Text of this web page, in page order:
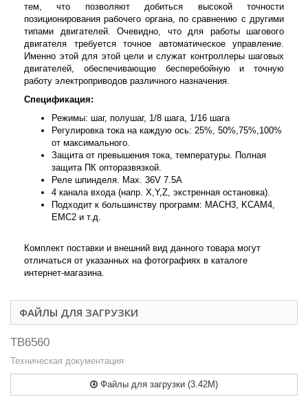
тем, что позволяют добиться высокой точности
позиционирования рабочего органа, по сравнению с другими
типами двигателей. Очевидно, что для работы шагового
двигателя требуется точное автоматическое управление.
Именно этой для этой цели и служат контроллеры шаговых
двигателей, обеспечивающие бесперебойную и точную
работу электроприводов различного назначения.
Спецификация:
Режимы: шаг, полушаг, 1/8 шага, 1/16 шага
Регулировка тока на каждую ось: 25%, 50%,75%,100%
от максимального.
Защита от превышения тока, температуры. Полная
защита ПК опторазвязкой.
Реле шпинделя. Max. 36V 7.5A
4 канала входа (напр. X,Y,Z, экстренная остановка).
Подходит к большинству программ: MACH3, KCAM4,
EMC2 и т.д.
Комплект поставки и внешний вид данного товара могут
отличаться от указанных на фотографиях в каталоге
интернет-магазина.
ФАЙЛЫ ДЛЯ ЗАГРУЗКИ
TB6560
Техническая документация
Файлы для загрузки (3.42M)